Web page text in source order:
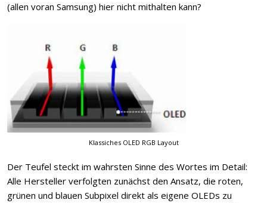
(allen voran Samsung) hier nicht mithalten kann?
Klassiches OLED RGB Layout
Der Teufel steckt im wahrsten Sinne des Wortes im Detail:
Alle Hersteller verfolgten zunächst den Ansatz, die roten,
grünen und blauen Subpixel direkt als eigene OLEDs zu